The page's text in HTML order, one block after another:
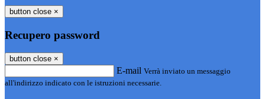
button close ×
Recupero password
button close ×
E-mail Verrà inviato un messaggio
all'indirizzo indicato con le istruzioni necessarie.